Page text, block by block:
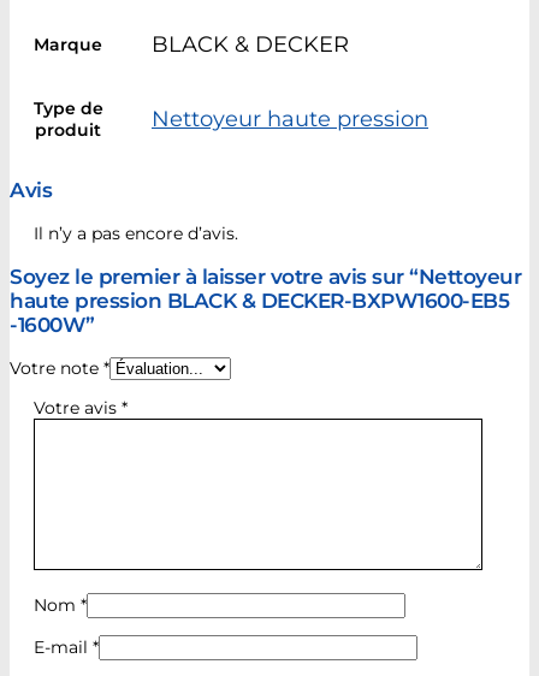
Marque BLACK & DECKER
Type de
produit
Nettoyeur haute pression
Avis
Il n’y a pas encore d’avis.
Soyez le premier à laisser votre avis sur “Nettoyeur
haute pression BLACK & DECKER-BXPW1600-EB5
-1600W”
Votre note *
Votre avis *
Nom *
E-mail *